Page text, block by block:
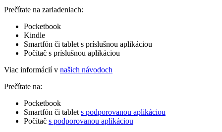
Prečítate na zariadeniach:
Pocketbook
Kindle
Smartfón či tablet s príslušnou aplikáciou
Počítač s príslušnou aplikáciou
Viac informácií v našich návodoch
Prečítate na:
Pocketbook
Smartfón či tablet s podporovanou aplikáciou
Počítač s podporovanou aplikáciou